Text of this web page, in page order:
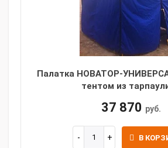
Палатка НОВАТОР-
тентом из
37 870 руб.
В